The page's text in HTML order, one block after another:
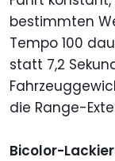
bestimmten
Tempo 100
statt 7,2
die Range-
Bicolor-